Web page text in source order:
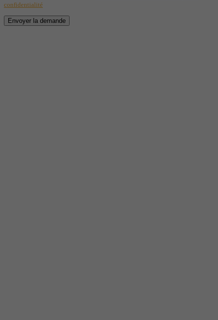
confidentialité
Envoyer la demande